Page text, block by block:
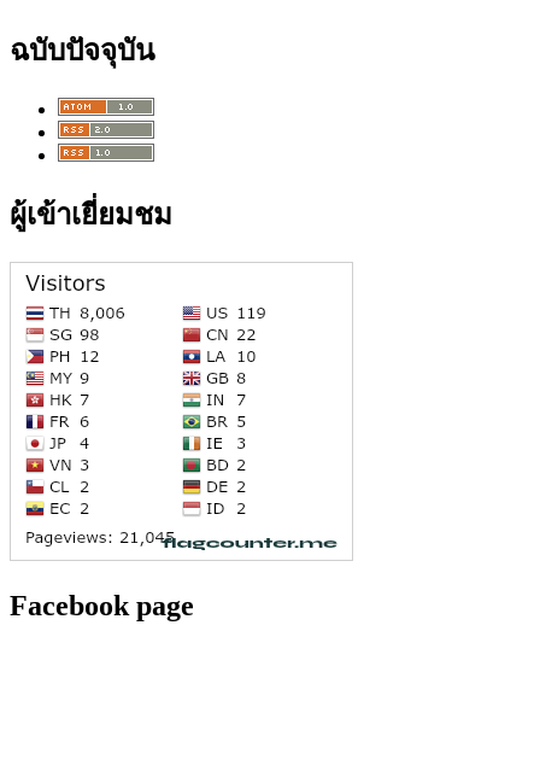
ฉบับปัจจุบัน
ผู้เข้าเยี่ยมชม
Facebook page